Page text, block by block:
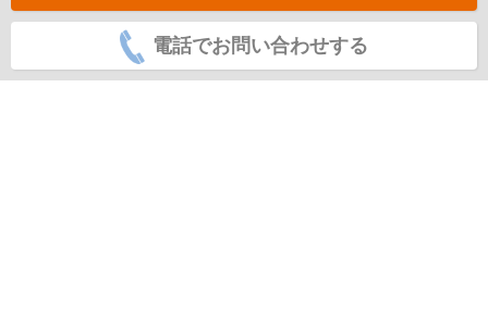
電話でお問い合わせする